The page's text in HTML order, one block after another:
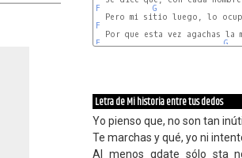
F
G
F
F
G
Letra de Mi historia entre tus dedos
Yo pienso que, no son tan
Te marchas y qué, yo ni
Al menos qdate sólo sta